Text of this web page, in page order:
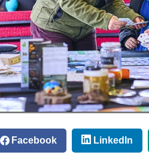
Facebook LinkedIn